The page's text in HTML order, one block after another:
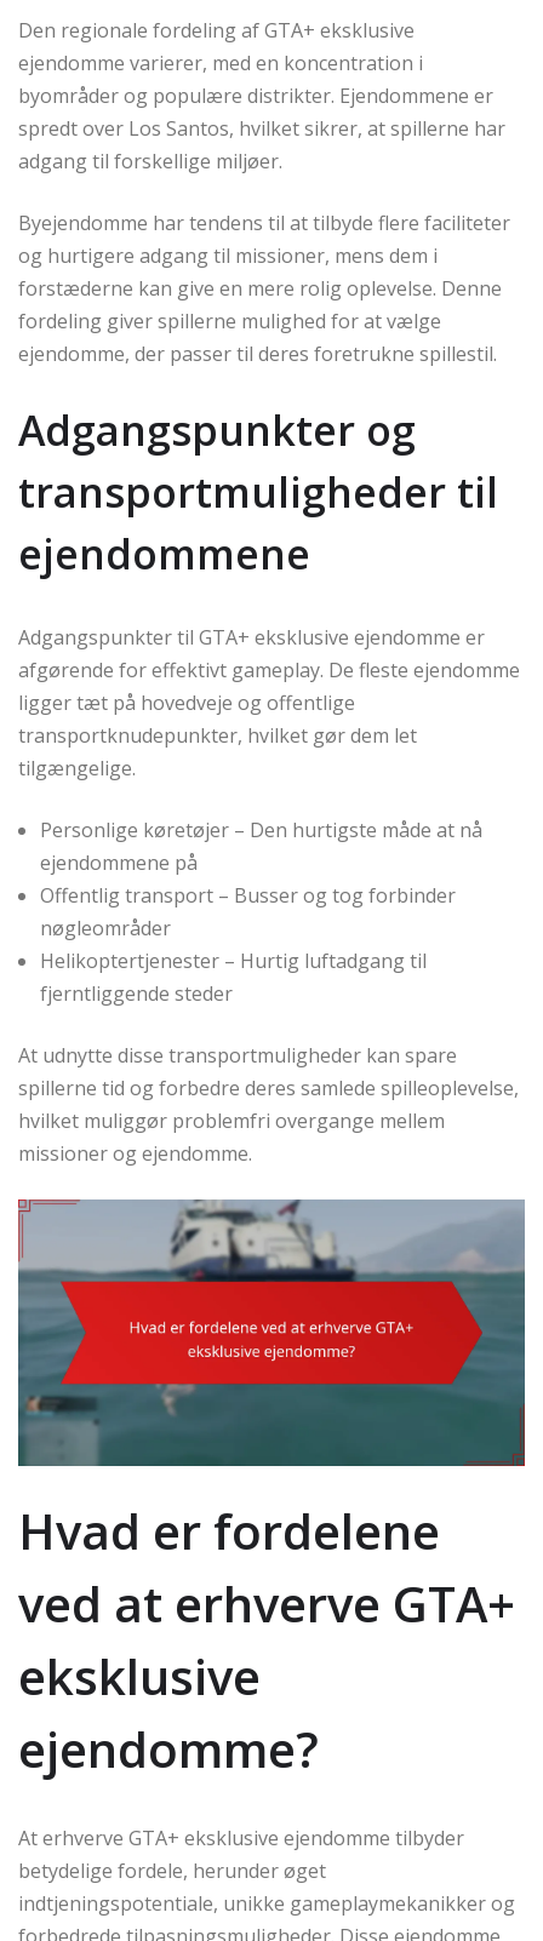
Den regionale fordeling af GTA+ eksklusive
ejendomme varierer, med en koncentration i
byområder og populære distrikter. Ejendommene er
spredt over Los Santos, hvilket sikrer, at spillerne har
adgang til forskellige miljøer.
Byejendomme har tendens til at tilbyde flere faciliteter
og hurtigere adgang til missioner, mens dem i
forstæderne kan give en mere rolig oplevelse. Denne
fordeling giver spillerne mulighed for at vælge
ejendomme, der passer til deres foretrukne spillestil.
Adgangspunkter og
transportmuligheder til
ejendommene
Adgangspunkter til GTA+ eksklusive ejendomme er
afgørende for effektivt gameplay. De fleste ejendomme
ligger tæt på hovedveje og offentlige
transportknudepunkter, hvilket gør dem let
tilgængelige.
Personlige køretøjer – Den hurtigste måde at nå
ejendommene på
Offentlig transport – Busser og tog forbinder
nøgleområder
Helikoptertjenester – Hurtig luftadgang til
fjerntliggende steder
At udnytte disse transportmuligheder kan spare
spillerne tid og forbedre deres samlede spilleoplevelse,
hvilket muliggør problemfri overgange mellem
missioner og ejendomme.
Hvad er fordelene
ved at erhverve GTA+
eksklusive
ejendomme?
At erhverve GTA+ eksklusive ejendomme tilbyder
betydelige fordele, herunder øget
indtjeningspotentiale, unikke gameplaymekanikker og
forbedrede tilpasningsmuligheder. Disse ejendomme